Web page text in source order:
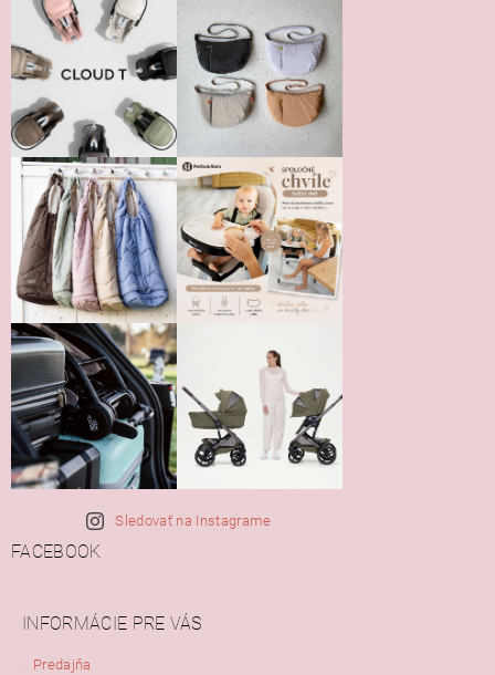
Vložením hodnotenie súhlasíte s
podmienkami ochrany
osobných údajov
Sledovať na Instagrame
FACEBOOK
INFORMÁCIE PRE VÁS
Predajňa